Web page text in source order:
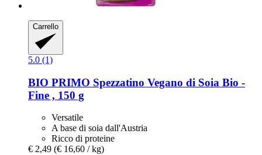
Carrello
5.0 (1)
BIO PRIMO Spezzatino Vegano di Soia Bio -​
Fine , 150 g
Versatile
A base di soia dall'Austria
Ricco di proteine
€ 2,49 (€ 16,60 / kg)